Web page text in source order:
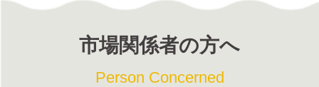
市場関係者の方へ
Person Concerned